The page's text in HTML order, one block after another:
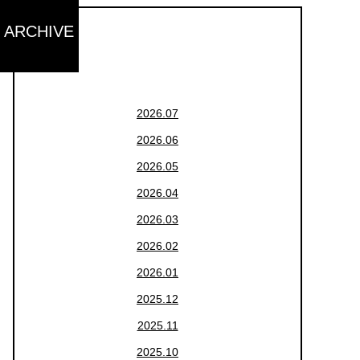
ARCHIVE
2026.07
2026.06
2026.05
2026.04
2026.03
2026.02
2026.01
2025.12
2025.11
2025.10